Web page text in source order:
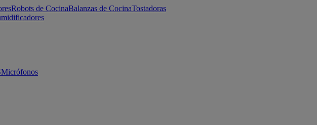
Robots de CocinaBalanzas de CocinaTostadoras
Micrófonos